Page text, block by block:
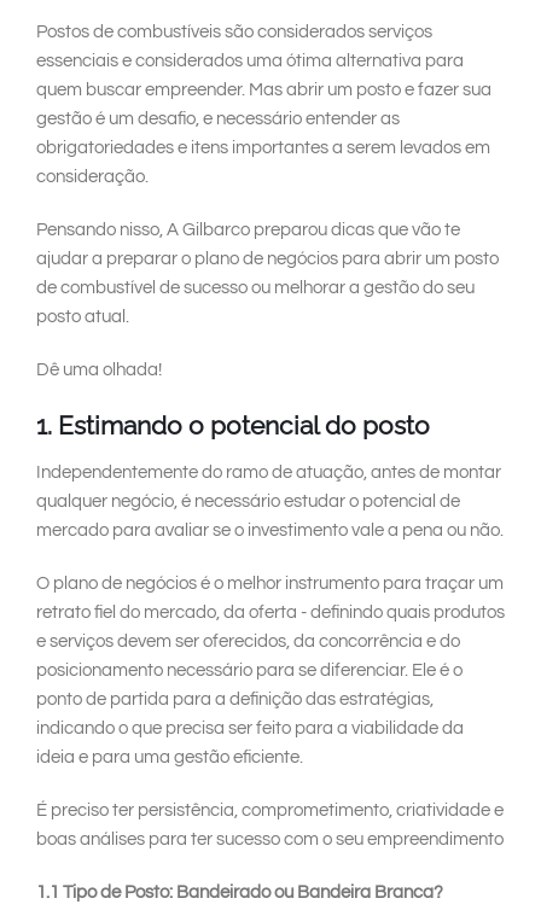
Postos de combustíveis são considerados serviços
essenciais e considerados uma ótima alternativa para
quem buscar empreender. Mas abrir um posto e fazer sua
gestão é um desafio, e necessário entender as
obrigatoriedades e itens importantes a serem levados em
consideração.
Pensando nisso, A Gilbarco preparou dicas que vão te
ajudar a preparar o plano de negócios para abrir um posto
de combustível de sucesso ou melhorar a gestão do seu
posto atual.
Dê uma olhada!
1. Estimando o potencial do posto
Independentemente do ramo de atuação, antes de montar
qualquer negócio, é necessário estudar o potencial de
mercado para avaliar se o investimento vale a pena ou não.
O plano de negócios é o melhor instrumento para traçar um
retrato fiel do mercado, da oferta - definindo quais produtos
e serviços devem ser oferecidos, da concorrência e do
posicionamento necessário para se diferenciar. Ele é o
ponto de partida para a definição das estratégias,
indicando o que precisa ser feito para a viabilidade da
ideia e para uma gestão eficiente.
É preciso ter persistência, comprometimento, criatividade e
boas análises para ter sucesso com o seu empreendimento
1.1 Tipo de Posto: Bandeirado ou Bandeira Branca?